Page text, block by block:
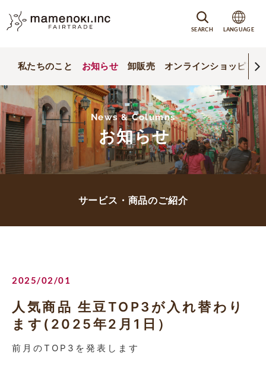
SEARCH LANGUAGE
私たちのこと お知らせ 卸販売 オンラインショッピング
News & Columns
お知らせ
サービス・商品のご紹介
2025/02/01
人気商品 生豆TOP3が入れ替わり
ます(2025年2月1日）
前月のTOP3を発表します